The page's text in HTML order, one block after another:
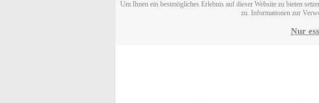
Um Ihnen ein bestmögliches Erlebnis auf dieser Website zu bieten
zu. Informationen zur
Nur